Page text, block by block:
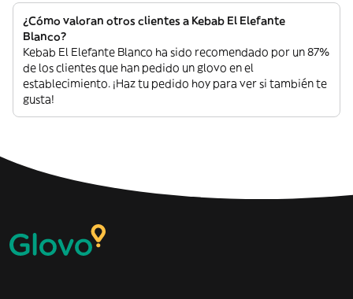
¿Cómo valoran otros clientes a Kebab El Elefante
Blanco?
Kebab El Elefante Blanco ha sido recomendado por un 87%
de los clientes que han pedido un glovo en el
establecimiento. ¡Haz tu pedido hoy para ver si también te
gusta!